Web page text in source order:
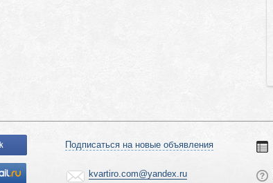
Подписаться на новые объявления
kvartiro.com@yandex.ru